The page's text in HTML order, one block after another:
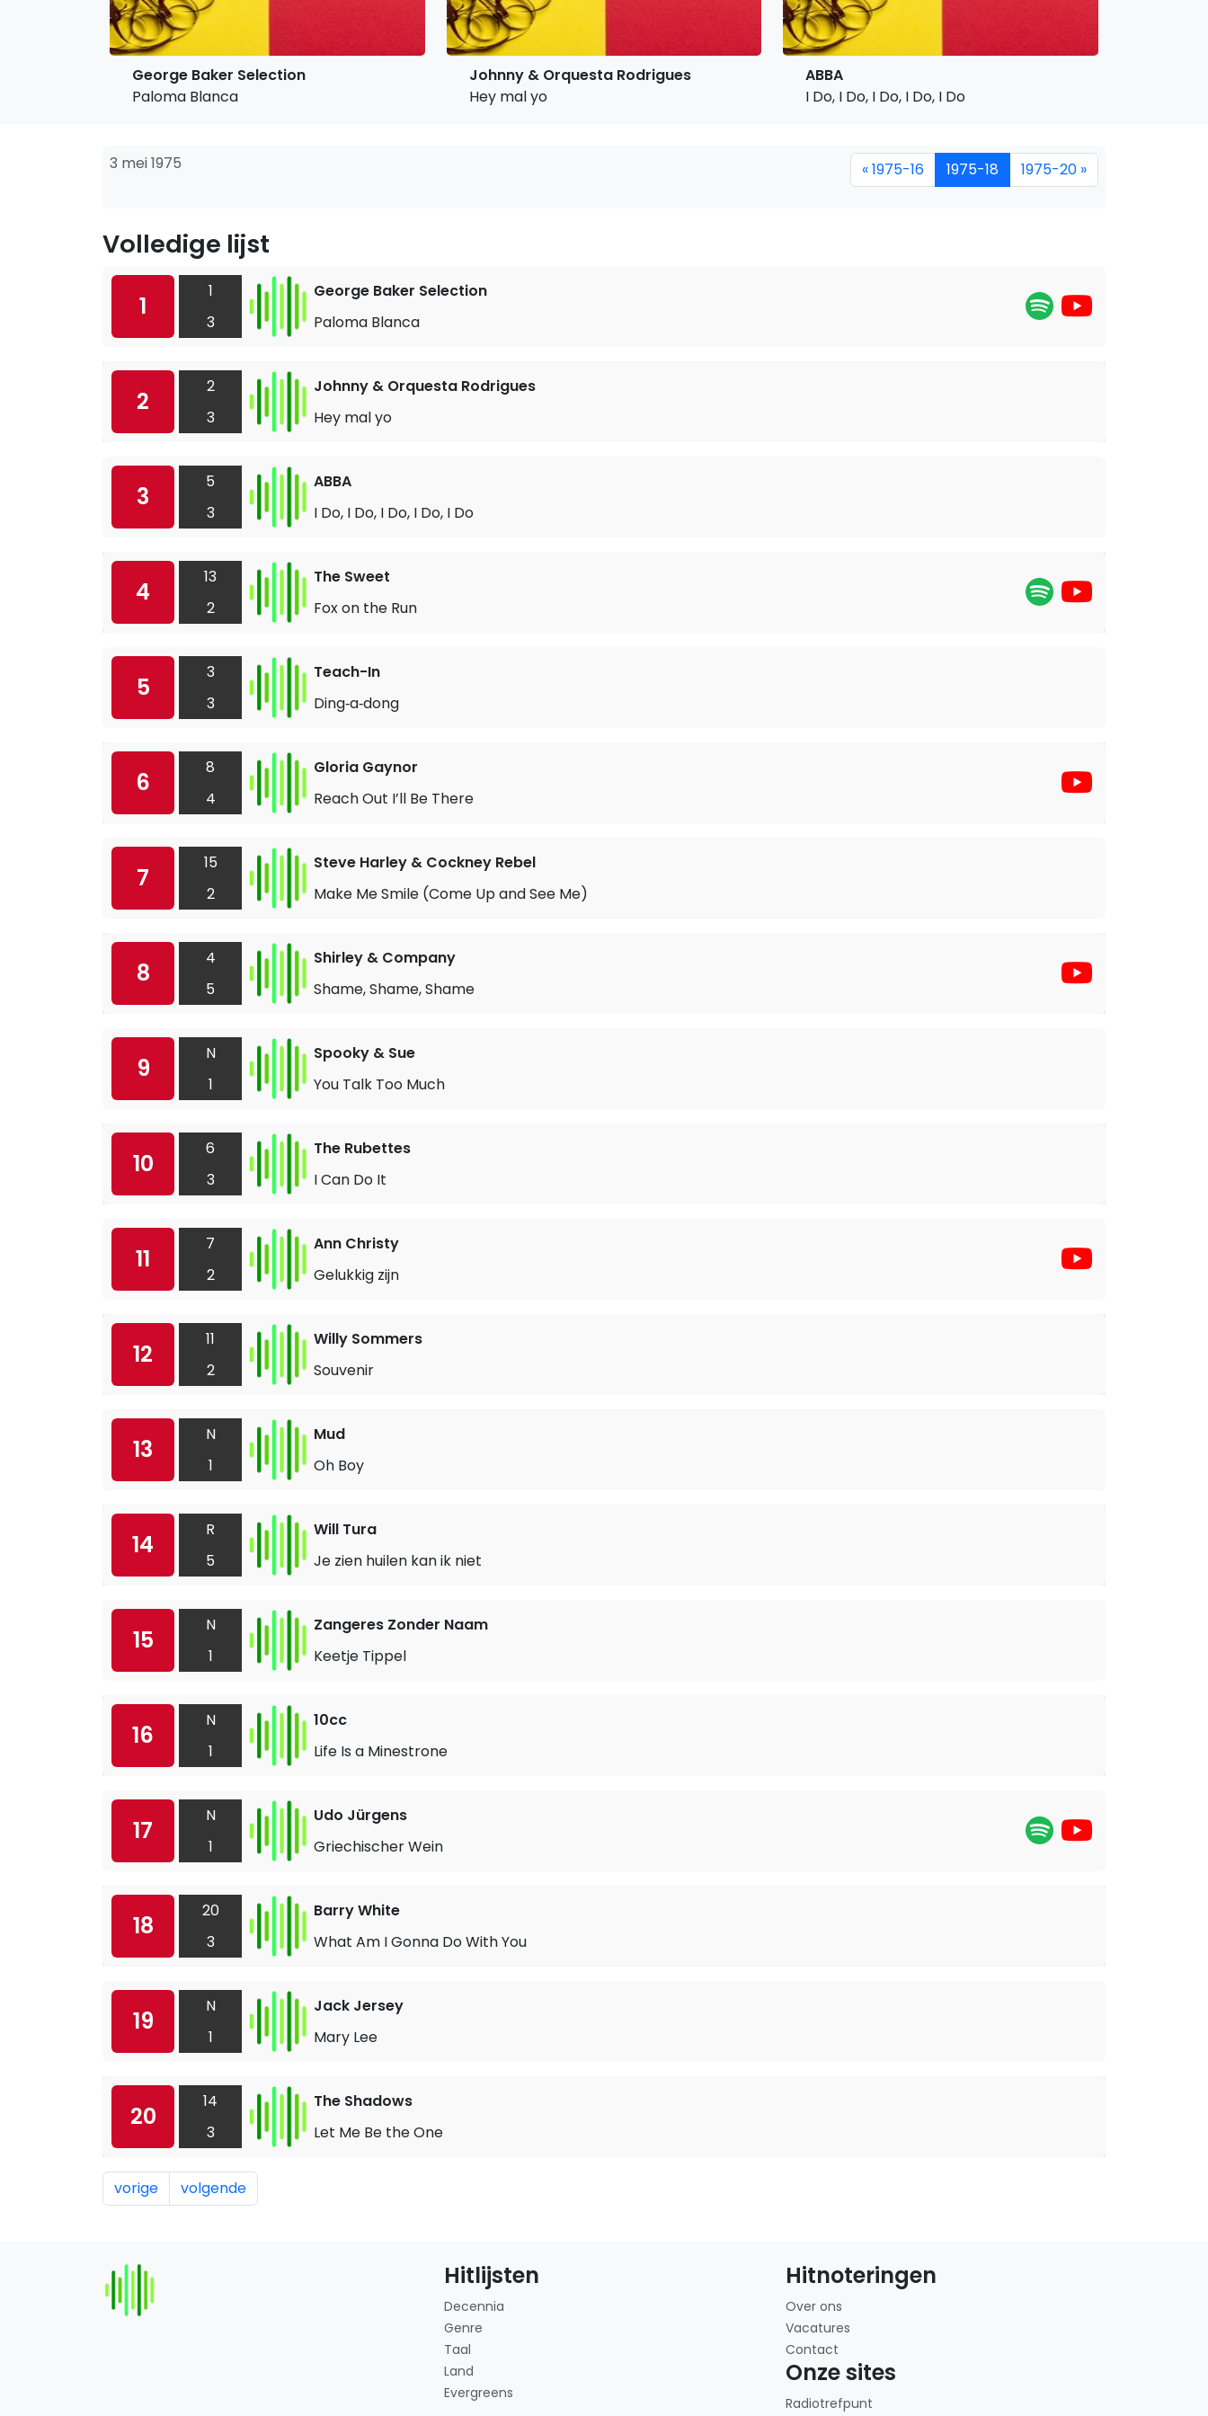
George Baker Selection
Paloma Blanca
Johnny & Orquesta Rodrigues
Hey mal yo
ABBA
I Do, I Do, I Do, I Do, I Do
3 mei 1975 « 1975-16 1975-18 1975-20 »
Volledige lijst
1
1
3
George Baker Selection
Paloma Blanca
2
2
3
Johnny & Orquesta Rodrigues
Hey mal yo
3
5
3
ABBA
I Do, I Do, I Do, I Do, I Do
4
13
2
The Sweet
Fox on the Run
5
3
3
Teach-In
Ding‐a‐dong
6
8
4
Gloria Gaynor
Reach Out I’ll Be There
7
15
2
Steve Harley & Cockney Rebel
Make Me Smile (Come Up and See Me)
8
4
5
Shirley & Company
Shame, Shame, Shame
9
N
1
Spooky & Sue
You Talk Too Much
10
6
3
The Rubettes
I Can Do It
11
7
2
Ann Christy
Gelukkig zijn
12
11
2
Willy Sommers
Souvenir
13
N
1
Mud
Oh Boy
14
R
5
Will Tura
Je zien huilen kan ik niet
15
N
1
Zangeres Zonder Naam
Keetje Tippel
16
N
1
10cc
Life Is a Minestrone
17
N
1
Udo Jürgens
Griechischer Wein
18
20
3
Barry White
What Am I Gonna Do With You
19
N
1
Jack Jersey
Mary Lee
20
14
3
The Shadows
Let Me Be the One
vorige volgende
Hitlijsten
Decennia
Genre
Taal
Land
Evergreens
Hitnoteringen
Over ons
Vacatures
Contact
Onze sites
Radiotrefpunt